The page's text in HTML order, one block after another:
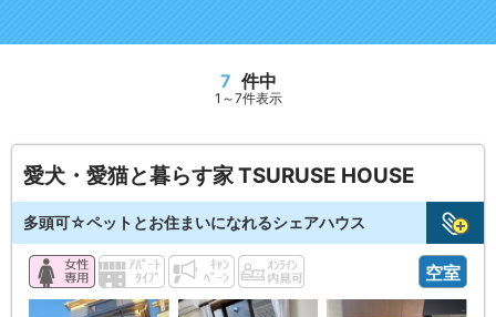
7 件中
1～7件表示
愛犬・愛猫と暮らす家 TSURUSE HOUSE
多頭可☆ペットとお住まいになれるシェアハウス
空室